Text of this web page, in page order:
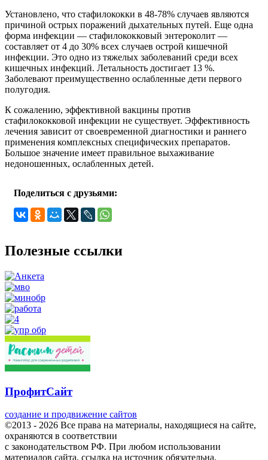
Установлено, что стафилококки в 48-78% случаев являются
причиной острых поражений дыхательных путей. Еще одна
форма инфекции — стафилококковый энтероколит —
составляет от 4 до 30% всех случаев острой кишечной
инфекции. Это одно из тяжелых заболеваний среди всех
кишечных инфекций. Летальность достигает 13 %.
Заболевают преимущественно ослабленные дети первого
полугодия.
К сожалению, эффективной вакцины против
стафилококковой инфекции не существует. Эффективность
лечения зависит от своевременной диагностики и раннего
применения комплексных специфических препаратов.
Большое значение имеет правильное выхаживание
недоношенных, ослабленных детей.
Поделиться с друзьями:
Полезные ссылки
ПрофитСайт
создание и продвижение сайтов
©2013 - 2026 Все права на материалы, находящиеся на сайте,
охраняются в соответствии
с законодательством РФ. При любом использовании
материалов сайта, ссылка на источник обязательна.